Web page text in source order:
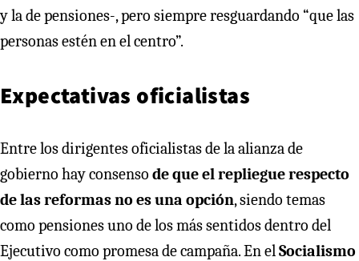
y la de pensiones-, pero siempre resguardando “que las
personas estén en el centro”.
Expectativas oficialistas
Entre los dirigentes oficialistas de la alianza de
gobierno hay consenso de que el repliegue respecto
de las reformas no es una opción, siendo temas
como pensiones uno de los más sentidos dentro del
Ejecutivo como promesa de campaña. En elSocialismo